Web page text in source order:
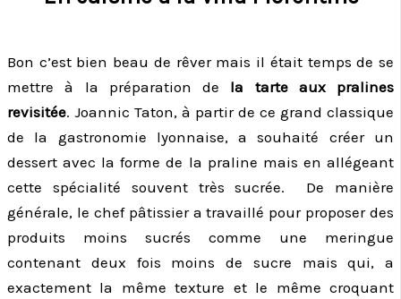
Bon c’est bien beau de rêver mais il était temps de se
mettre à la préparation de la tarte aux pralines
revisitée. Joannic Taton, à partir de ce grand classique
de la gastronomie lyonnaise, a souhaité créer un
dessert avec la forme de la praline mais en allégeant
cette spécialité souvent très sucrée. De manière
générale, le chef pâtissier a travaillé pour proposer des
produits moins sucrés comme une meringue
contenant deux fois moins de sucre mais qui, a
exactement la même texture et le même croquant